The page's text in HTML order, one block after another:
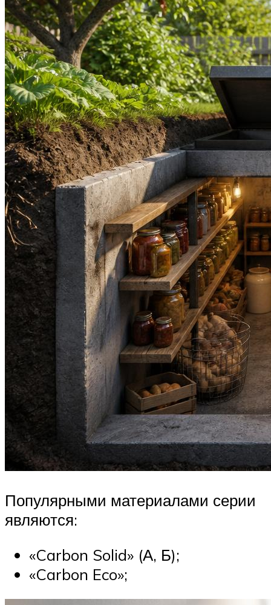
Популярными материалами серии
являются:
«Carbon Solid» (А, Б);
«Carbon Eco»;